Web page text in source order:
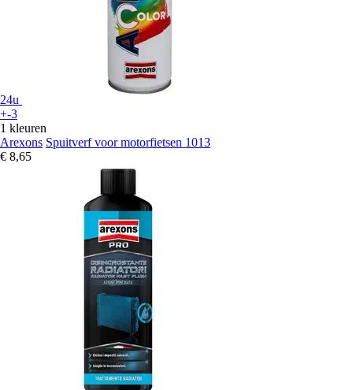
24u
+-3
1 kleuren
Arexons Spuitverf voor motorfietsen 1013
€ 8,65